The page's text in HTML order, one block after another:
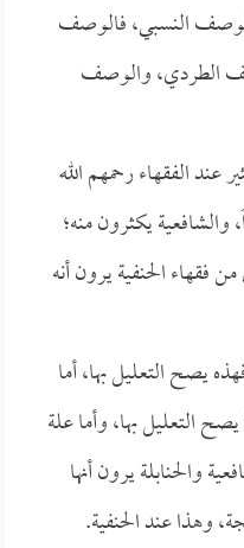
الوصف النسبي، فالوصف
الطردي، والوصف
عند الفقهاء رحمهم الله
يكثرون منه؛
فقهاء الحنفية يرون أنه
يصح التعليل بها، أما
التعليل بها، وأما علة
والحنابلة يرون أنها
وهذا عند الحنفية.